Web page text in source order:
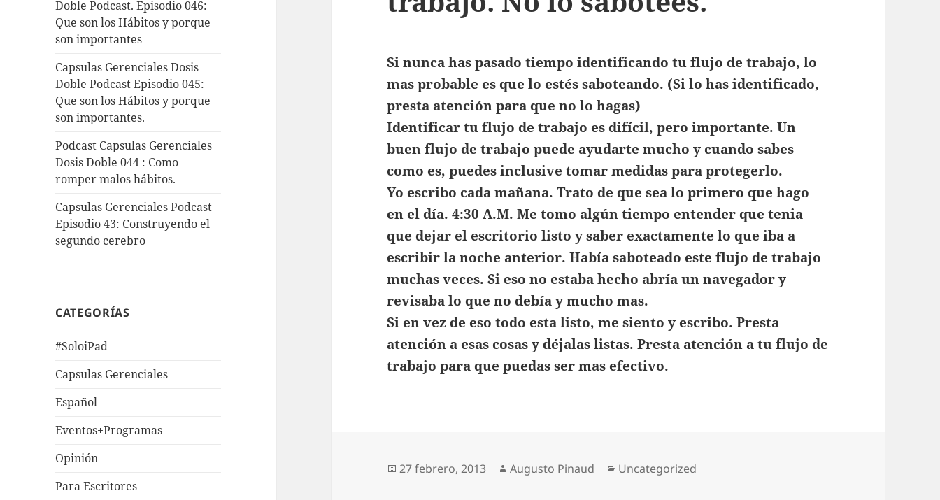
Doble Podcast. Episodio 046:
Que son los Hábitos y porque
son importantes
Capsulas Gerenciales Dosis
Doble Podcast Episodio 045:
Que son los Hábitos y porque
son importantes.
Podcast Capsulas Gerenciales
Dosis Doble 044 : Como
romper malos hábitos.
Capsulas Gerenciales Podcast
Episodio 43: Construyendo el
segundo cerebro
CATEGORÍAS
#SoloiPad
Capsulas Gerenciales
Español
Eventos+Programas
Opinión
Para Escritores
Si nunca has pasado tiempo identificando tu flujo de trabajo, lo
mas probable es que lo estés saboteando. (Si lo has identificado,
presta atención para que no lo hagas)
Identificar tu flujo de trabajo es difícil, pero importante. Un
buen flujo de trabajo puede ayudarte mucho y cuando sabes
como es, puedes inclusive tomar medidas para protegerlo.
Yo escribo cada mañana. Trato de que sea lo primero que hago
en el día. 4:30 A.M. Me tomo algún tiempo entender que tenia
que dejar el escritorio listo y saber exactamente lo que iba a
escribir la noche anterior. Había saboteado este flujo de trabajo
muchas veces. Si eso no estaba hecho abría un navegador y
revisaba lo que no debía y mucho mas.
Si en vez de eso todo esta listo, me siento y escribo. Presta
atención a esas cosas y déjalas listas. Presta atención a tu flujo de
trabajo para que puedas ser mas efectivo.
Publicado
27 febrero, 2013 Autor
Augusto Pinaud Categorías
Uncategorized